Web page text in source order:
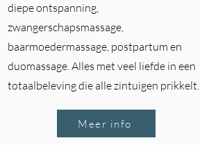
diepe ontspanning,
zwangerschapsmassage,
baarmoedermassage, postpartum en
duomassage. Alles met veel liefde in een
totaalbeleving die alle zintuigen prikkelt.
Meer info